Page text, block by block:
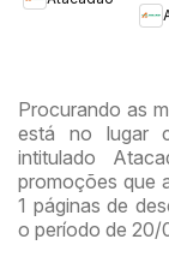
Procurando as
está no lugar
intitulado
promoções que
1 páginas de
o período de